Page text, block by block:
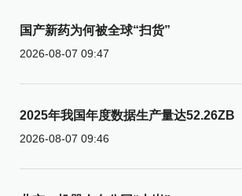
国产新药为何被全球“扫货”
2026-08-07 09:47
2025年我国年度数据生产量达52.26ZB
2026-08-07 09:46